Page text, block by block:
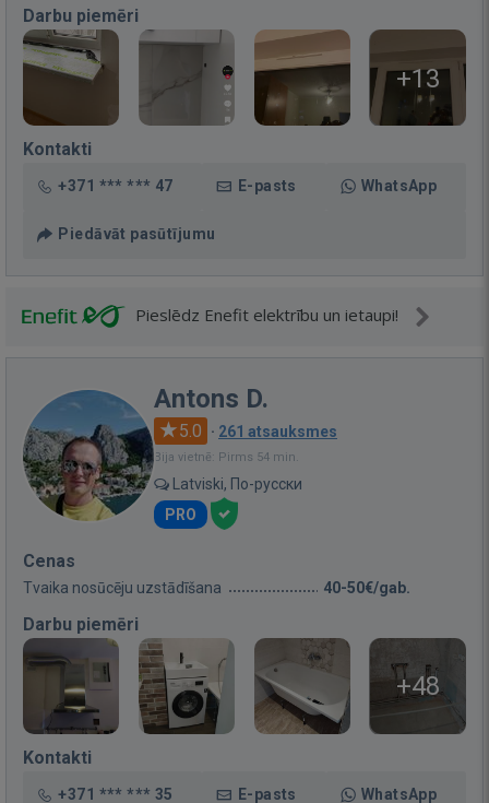
Darbu piemēri
+13
Kontakti
+371 *** *** 47 E-pasts WhatsApp
Piedāvāt pasūtījumu
Pieslēdz Enefit elektrību un ietaupi!
Antons D.
5.0 · 261 atsauksmes
Bija vietnē: Pirms 54 min.
Latviski, По-русски
PRO
Cenas
Tvaika nosūcēju uzstādīšana 40-50€/gab.
Darbu piemēri
+48
Kontakti
+371 *** *** 35 E-pasts WhatsApp